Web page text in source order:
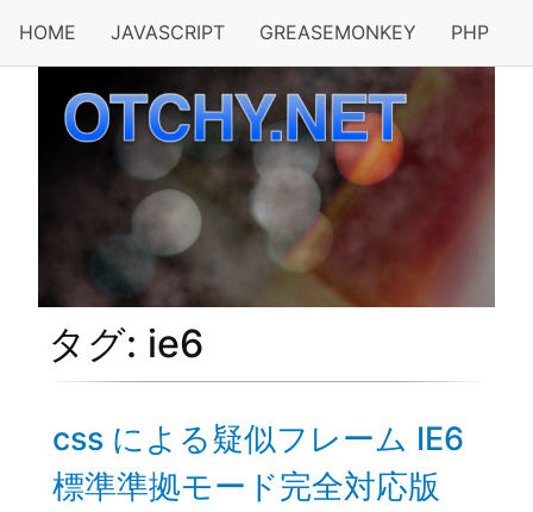
HOME JAVASCRIPT GREASEMONKEY PHP
タグ: ie6
css による疑似フレーム IE6
標準準拠モード完全対応版